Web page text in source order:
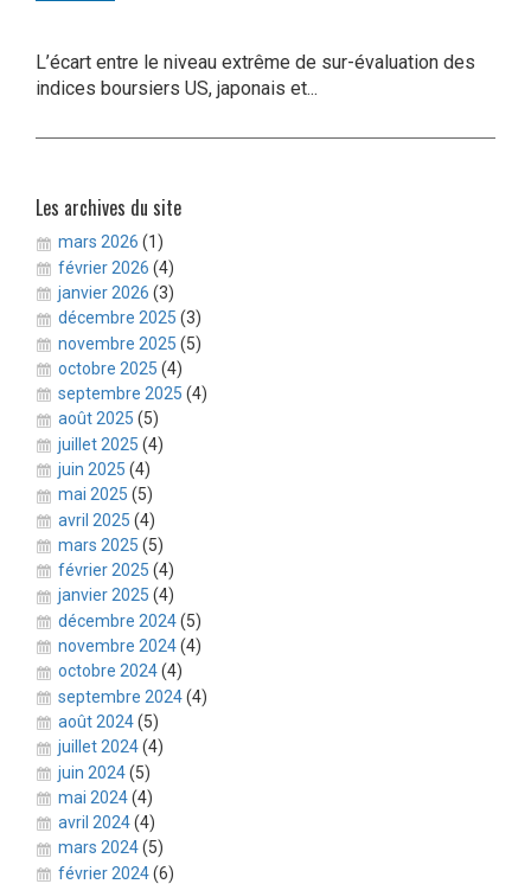
L’écart entre le niveau extrême de sur-évaluation des
indices boursiers US, japonais et...
Les archives du site
mars 2026 (1)
février 2026 (4)
janvier 2026 (3)
décembre 2025 (3)
novembre 2025 (5)
octobre 2025 (4)
septembre 2025 (4)
août 2025 (5)
juillet 2025 (4)
juin 2025 (4)
mai 2025 (5)
avril 2025 (4)
mars 2025 (5)
février 2025 (4)
janvier 2025 (4)
décembre 2024(5)
novembre 2024(4)
octobre 2024(4)
septembre 2024(4)
août 2024(5)
juillet 2024(4)
juin 2024(5)
mai 2024(4)
avril 2024(4)
mars 2024(5)
février 2024(6)